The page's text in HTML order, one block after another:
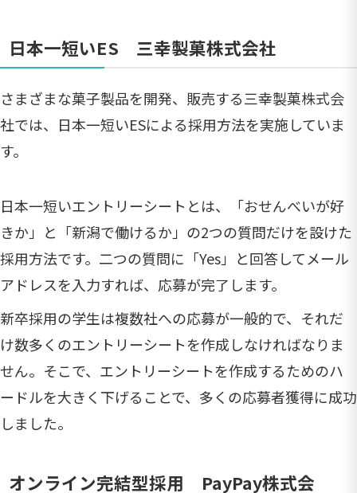
日本一短いES 三幸製菓株式会社
さまざまな菓子製品を開発、販売する三幸製菓株式会
社では、日本一短いESによる採用方法を実施していま
す。
日本一短いエントリーシートとは、「おせんべいが好
きか」と「新潟で働けるか」の2つの質問だけを設けた
採用方法です。二つの質問に「Yes」と回答してメール
アドレスを入力すれば、応募が完了します。
新卒採用の学生は複数社への応募が一般的で、それだ
け数多くのエントリーシートを作成しなければなりま
せん。そこで、エントリーシートを作成するためのハ
ードルを大きく下げることで、多くの応募者獲得に成功
しました。
オンライン完結型採用 PayPay株式会